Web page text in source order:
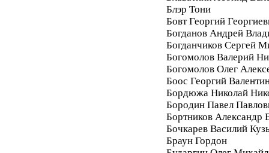
Блэр Тони
Бовт Георгий
Богданов Андрей
Богданчиков Сергей
Богомолов Валерий
Богомолов Олег
Боос Георгий
Бордюжа Николай
Бородин Павел
Бортников Александр
Бочкарев Василий
Браун Гордон